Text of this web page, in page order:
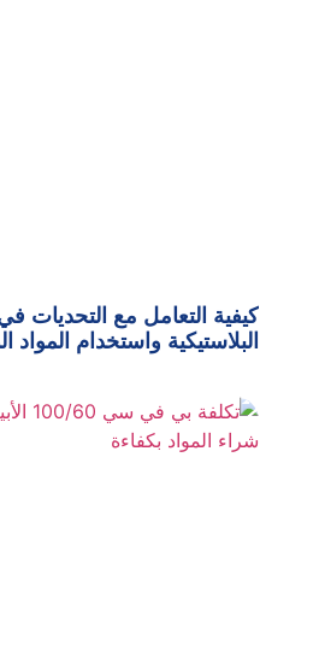
كيفية التعامل مع التحديات
البلاستيكية واستخدام المواد